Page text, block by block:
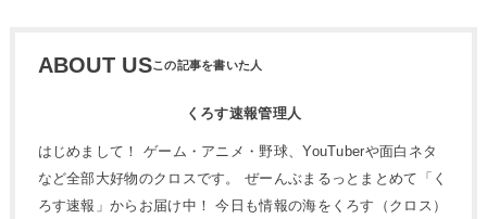
ABOUT US
くろす速報管理人
はじめまして！ ゲーム・アニメ・野球、YouTuberや面白ネタ
など全部大好物のクロスです。 ぜーんぶまるっとまとめて「く
ろす速報」からお届け中！ 今日も情報の海をくろす（クロス）